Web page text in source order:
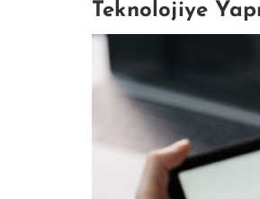
Teknolojiye